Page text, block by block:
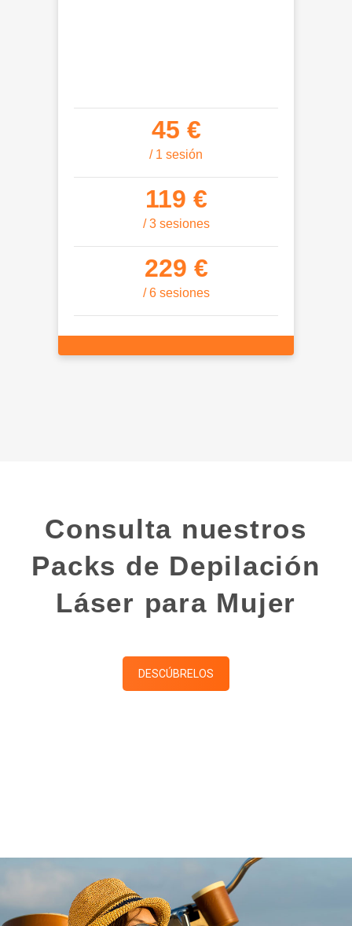
45 €
/ 1 sesión
119 €
/ 3 sesiones
229 €
/ 6 sesiones
Consulta nuestros
Packs de Depilación
Láser para Mujer
DESCÚBRELOS